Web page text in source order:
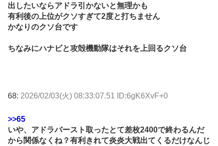
出したいならアドラ引かないと無理かも
有利後の上位がクソすぎて2度と打ちません
かなりのクソ台です
ちなみにハナビと攻殻機動隊はそれを上回るクソ台
68: 2026/02/03(火) 08:33:07.51 ID:6gK6XvF+0
>>65
いや、アドラバースト取ったとて差枚2400で終わるんだ
から関係なくね？有利きれて炎炎大戦出てくるだけなんじ